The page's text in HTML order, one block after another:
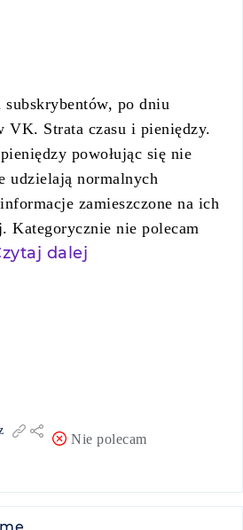
po dniu
VK. Strata czasu i pieniędzy.
powołując się nie
udzielają normalnych
zamieszczone na ich
Kategorycznie nie polecam
dalej
Nie polecam